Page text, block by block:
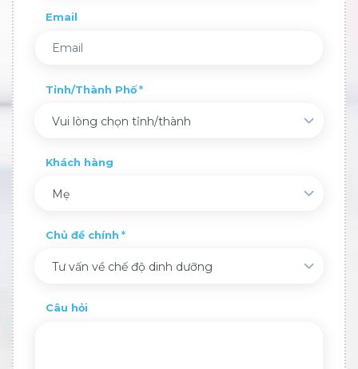
Email
Tỉnh/Thành Phố
Vui lòng chọn tỉnh/thành
Khách hàng
Mẹ
Chủ đề chính
Tư vấn về chế độ dinh dưỡng
Câu hỏi